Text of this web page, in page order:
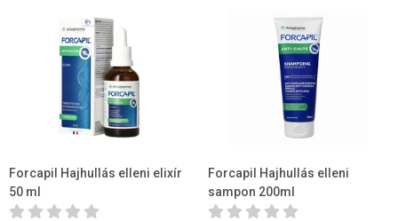
Forcapil Hajhullás elleni elixír
50 ml
Forcapil Hajhullás elleni
sampon 200ml